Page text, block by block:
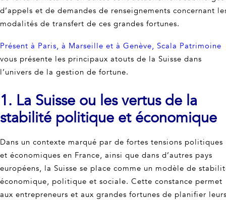
d’appels et de demandes de renseignements concernant
modalités de transfert de ces grandes fortunes.
Présent à Paris, à Marseille et à Genève, Scala Patrimoine
vous présente les principaux atouts de la Suisse dans
l’univers de la gestion de fortune.
1. La Suisse ou les vertus de la
stabilité politique et économique
Dans un contexte marqué par de fortes tensions politiques
et économiques en France, ainsi que dans d’autres pays
européens, la Suisse se place comme un modèle de
économique, politique et sociale. Cette constance permet
aux entrepreneurs et aux grandes fortunes de planifier